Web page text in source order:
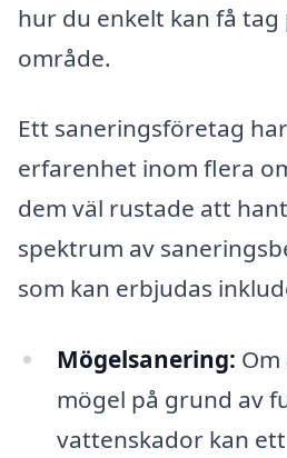
hur du enkelt kan få
område.
Ett saneringsföretag
erfarenhet inom flera
dem väl rustade att
spektrum av
som kan erbjudas
Mögelsanering:
mögel på grund av
vattenskador kan ett